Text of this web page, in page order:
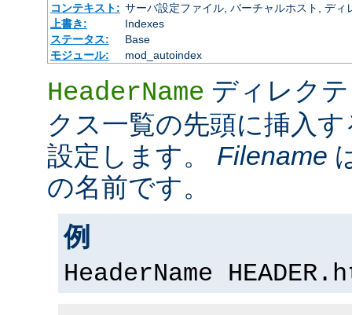
コンテキスト: サーバ設定ファイル, バーチャルホスト, ディ
上書き:
Indexes
ステータス:
Base
モジュール:
mod_autoindex
HeaderName ディレク
クス一覧の先頭に挿入
設定します。 Filename
の名前です。
例
HeaderName